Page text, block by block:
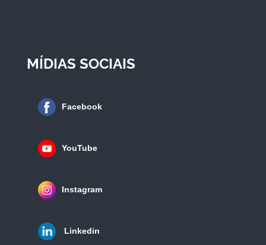
MÍDIAS SOCIAIS
Facebook
YouTube
Instagram
Linkedin